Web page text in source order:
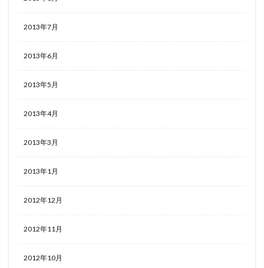
2013年7月
2013年6月
2013年5月
2013年4月
2013年3月
2013年1月
2012年12月
2012年11月
2012年10月